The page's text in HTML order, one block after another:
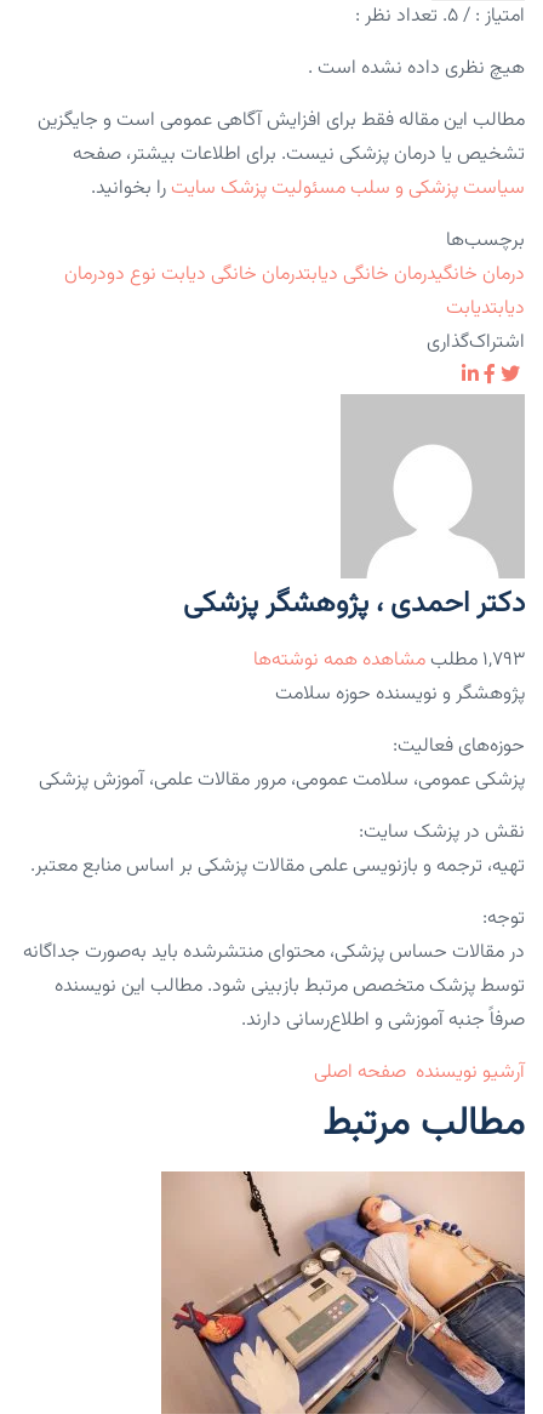
امتیاز : / ۵. تعداد نظر :
هیچ نظری داده نشده است .
مطالب این مقاله فقط برای افزایش آگاهی عمومی است و جایگزین
تشخیص یا درمان پزشکی نیست. برای اطلاعات بیشتر، صفحه
سیاست پزشکی و سلب مسئولیت پزشک سایت را بخوانید.
برچسب‌ها
درمان خانگیدرمان خانگی دیابتدرمان خانگی دیابت نوع دودرمان
دیابتدیابت
اشتراک‌گذاری
دکتر احمدی ، پژوهشگر پزشکی
۱,۷۹۳ مطلب
مشاهده همه نوشته‌ها
پژوهشگر و نویسنده حوزه سلامت
حوزه‌های فعالیت:
پزشکی عمومی، سلامت عمومی، مرور مقالات علمی، آموزش پزشکی
نقش در پزشک سایت:
تهیه، ترجمه و بازنویسی علمی مقالات پزشکی بر اساس منابع معتبر.
توجه:
در مقالات حساس پزشکی، محتوای منتشرشده باید به‌صورت جداگانه
توسط پزشک متخصص مرتبط بازبینی شود. مطالب این نویسنده
صرفاً جنبه آموزشی و اطلاع‌رسانی دارند.
آرشیو نویسنده صفحه اصلی
مطالب مرتبط